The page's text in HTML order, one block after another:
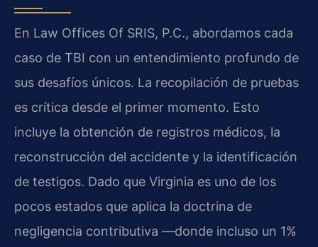
En Law Offices Of SRIS, P.C., abordamos cada
caso de TBI con un entendimiento profundo de
sus desafíos únicos. La recopilación de pruebas
es crítica desde el primer momento. Esto
incluye la obtención de registros médicos, la
reconstrucción del accidente y la identificación
de testigos. Dado que Virginia es uno de los
pocos estados que aplica la doctrina de
negligencia contributiva —donde incluso un 1%